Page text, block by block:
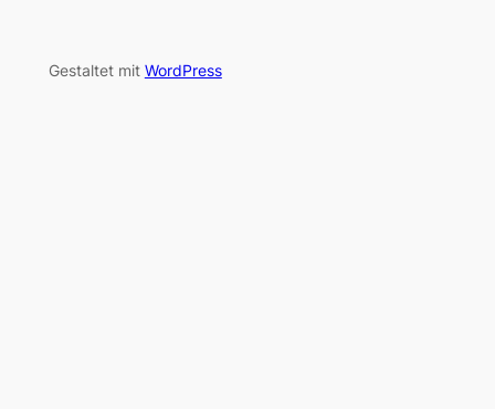
Gestaltet mit WordPress